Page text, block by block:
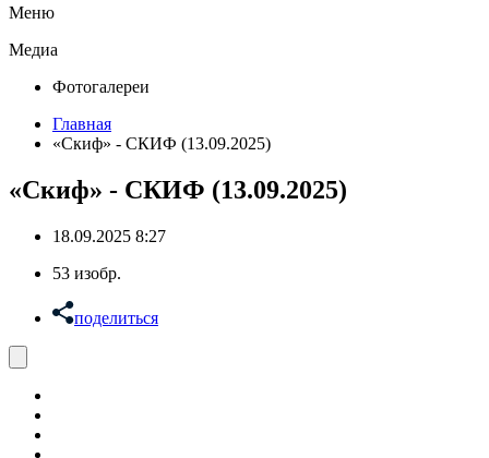
Меню
Медиа
Фотогалереи
Главная
«Скиф» - СКИФ (13.09.2025)
«Скиф» - СКИФ (13.09.2025)
18.09.2025 8:27
53 изобр.
поделиться